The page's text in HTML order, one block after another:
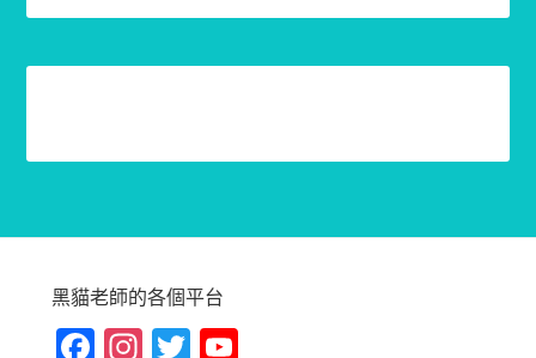
黑貓老師的各個平台
Fa In T Yo